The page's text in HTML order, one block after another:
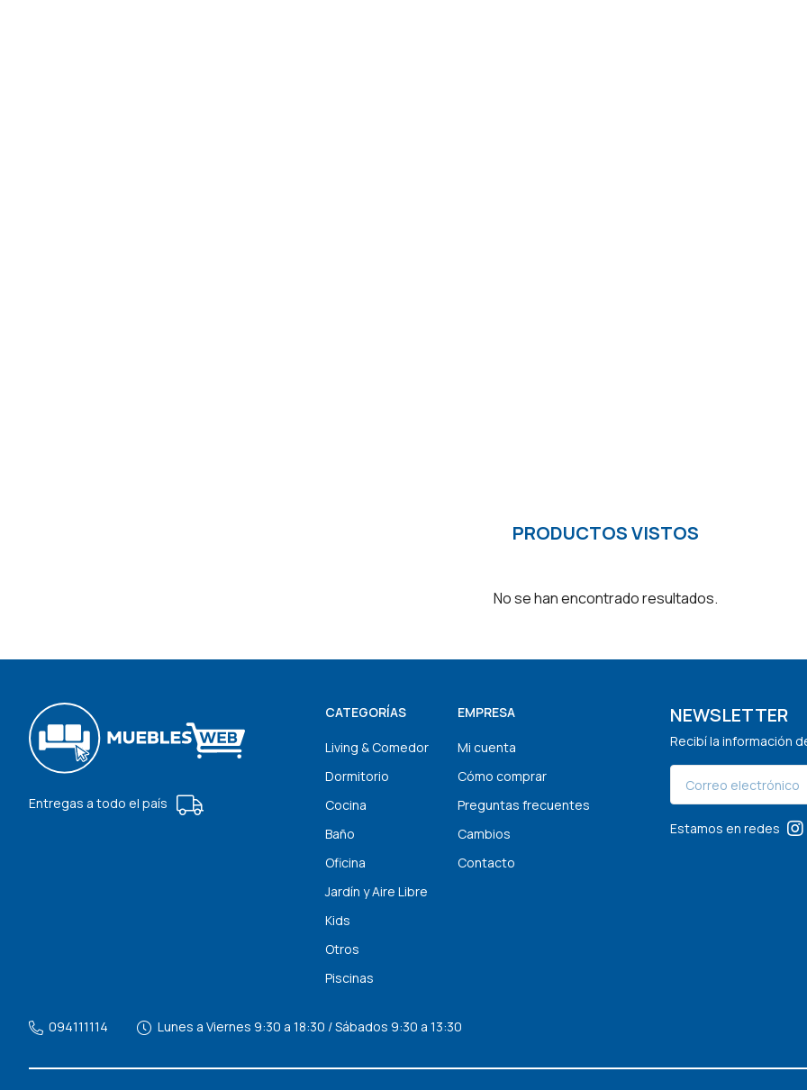
PRODUCTOS VISTOS
No se han encontrado resultados.
Entregas a todo el país
CATEGORÍAS
Living & Comedor
Dormitorio
Cocina
Baño
Oficina
Jardín y Aire Libre
Kids
Otros
Piscinas
EMPRESA
Mi cuenta
Cómo comprar
Preguntas frecuentes
Cambios
Contacto
NEWSLETTER
Recibí la información
Estamos en redes
094111114 Lunes a Viernes 9:30 a 18:30 / Sábados 9:30 a 13:30